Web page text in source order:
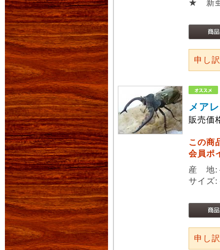
★ 新
申し
メア
販売価
この商
会員ポ
産 地:
サイ
申し